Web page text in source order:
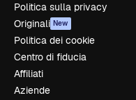
Politica sulla privacy
Originali New
Politica dei cookie
Centro di fiducia
Affiliati
Aziende